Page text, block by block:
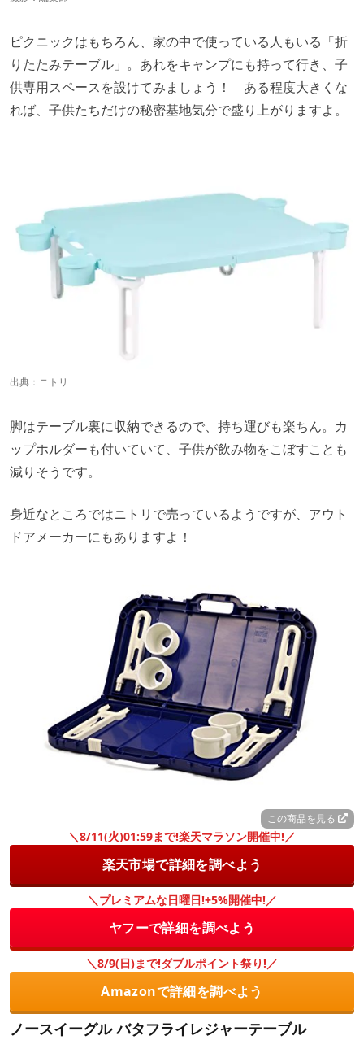
ピクニックはもちろん、家の中で使っている人もいる「折
りたたみテーブル」。あれをキャンプにも持って行き、子
供専用スペースを設けてみましょう！ ある程度大きくな
れば、子供たちだけの秘密基地気分で盛り上がりますよ。
出典： ニトリ
脚はテーブル裏に収納できるので、持ち運びも楽ちん。カ
ップホルダーも付いていて、子供が飲み物をこぼすことも
減りそうです。
身近なところではニトリで売っているようですが、アウト
ドアメーカーにもありますよ！
この商品を見る
＼8/11(火)01:59まで!楽天マラソン開催中!／
楽天市場で詳細を調べよう
＼プレミアムな日曜日!+5%開催中!／
ヤフーで詳細を調べよう
＼8/9(日)まで!ダブルポイント祭り!／
Amazonで詳細を調べよう
ノースイーグル バタフライレジャーテーブル